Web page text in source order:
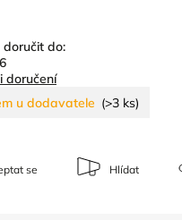
doručit do:
doručení
u dodavatele (>3 ks)
se Hlídat